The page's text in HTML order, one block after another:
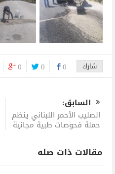
شارك 0
0
0
السابق:
الصليب الأحمر اللبناني ينظم
حملة فحوصات طبية مجانية
مقالات ذات صله